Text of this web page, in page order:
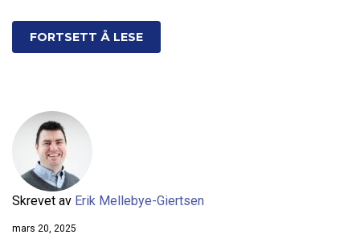
FORTSETT Å LESE
Skrevet av Erik Mellebye-Giertsen
mars 20, 2025